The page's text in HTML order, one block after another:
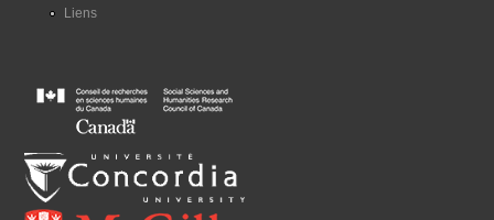
Liens